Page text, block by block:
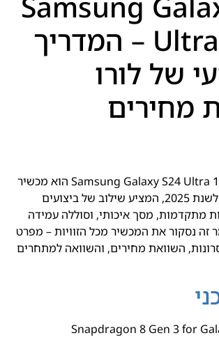
Ultra 12GB – המדריך
של לורו
מחירים
ה-Samsung Galaxy S24 Ultra 12GB + 512GB הוא מכשיר
הדגל של סמסונג לשנת 2025, המציע שילוב של ביצועים
מתקדמות, מסך איכותי, וסוללה עמידה
זה נסקור את המכשיר מכל הזוויות – מפרט
השוואת מחירים, והשוואה למתחרים